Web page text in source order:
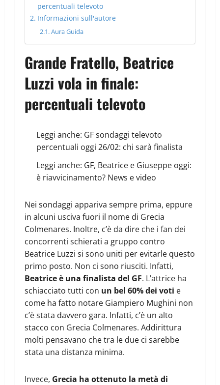
percentuali televoto
Informazioni sull'autore
Aura Guida
Grande Fratello, Beatrice
Luzzi vola in finale:
percentuali televoto
Leggi anche: GF sondaggi televoto
percentuali oggi 26/02: chi sarà finalista
Leggi anche: GF, Beatrice e Giuseppe oggi:
è riavvicinamento? News e video
Nei sondaggi appariva sempre prima, eppure
in alcuni usciva fuori il nome di Grecia
Colmenares. Inoltre, c’è da dire che i fan dei
concorrenti schierati a gruppo contro
Beatrice Luzzi si sono uniti per evitarle questo
primo posto. Non ci sono riusciti. Infatti,
Beatrice è una finalista del GF. L’attrice ha
schiacciato tutti con un bel 60% dei voti e
come ha fatto notare Giampiero Mughini non
c’è stata davvero gara. Infatti, c’è un alto
stacco con Grecia Colmenares. Addirittura
molti pensavano che tra le due ci sarebbe
stata una distanza minima.
Invece, Grecia ha ottenuto la metà di